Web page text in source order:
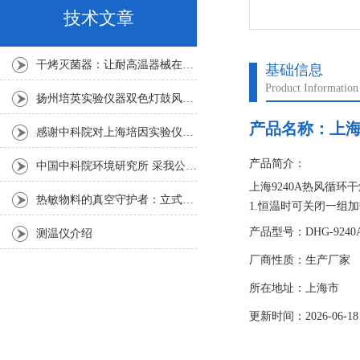
基础信息
Product Information
产品名称： 上
产品简介：
上海9240A热风循环
1.恒温时可关闭一组
2． 该箱应放在室内
4． 通电前请检查本
产品型号：DHG-
厂商性质：生产厂家
所在地址：上海市
更新时间：2026-06-18
技术文章
干烤灭菌器：让耐高温器械在无水高温中重获无菌新生
扬州培英实验仪器双色灯鼓风干燥箱
感谢中科院对上海培因实验仪器的认可
中国中科院环境研究所 采我公司仪器300L人工气候箱 实验效果获高度评价
热敏物料的真空守护者：立式真空干燥箱选购指南
测温仪介绍